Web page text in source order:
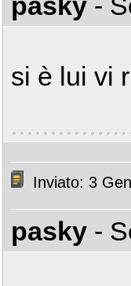
si è lui vi
Inviato: 3
pasky -